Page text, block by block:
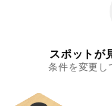
スポットが
条件を変更し